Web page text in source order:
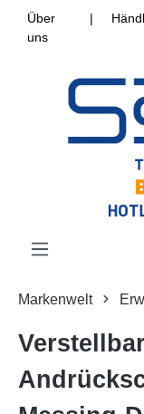
Über
uns
|
Markenwelt